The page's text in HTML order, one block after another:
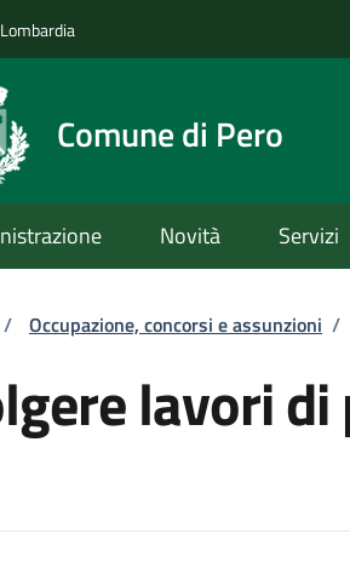
Comune di Pero
Novità Servizi
di pane
/ Occupazione, concorsi e assunzioni /
lavori